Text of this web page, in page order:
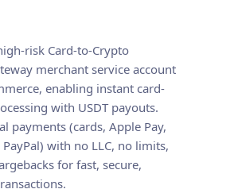
risk Card-to-Crypto
merchant service account
enabling instant card-
with USDT payouts.
payments (cards, Apple Pay,
PayPal) with no LLC, no limits,
for fast, secure,